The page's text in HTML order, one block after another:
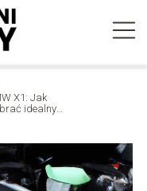
X1: Jak
idealny